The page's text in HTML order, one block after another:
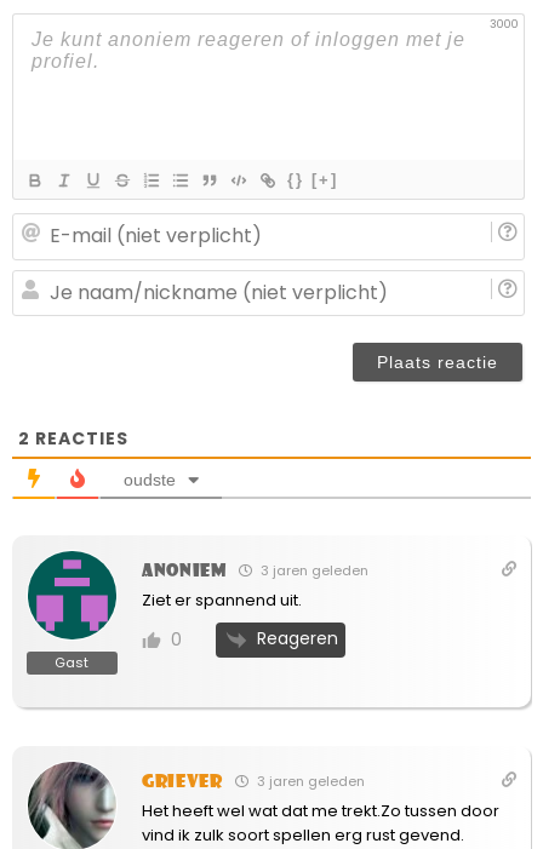
3000
{} [+]
2 REACTIES
oudste
Gast
Anoniem 3 jaren geleden
Ziet er spannend uit.
0 Reageren
Griever 3 jaren geleden
Het heeft wel wat dat me trekt.Zo tussen door
vind ik zulk soort spellen erg rust gevend.